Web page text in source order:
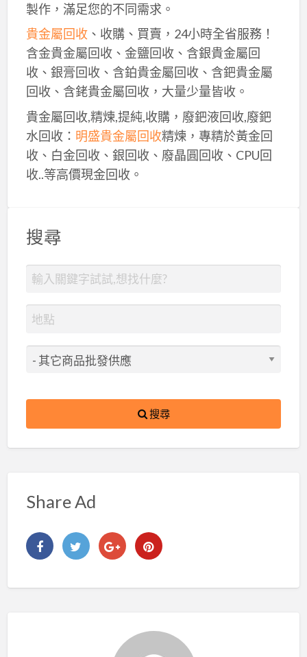
製作，滿足您的不同需求。
貴金屬回收、收購、買賣，24小時全省服務！
含金貴金屬回收、金鹽回收、含銀貴金屬回
收、銀膏回收、含鉑貴金屬回收、含鈀貴金屬
回收、含銠貴金屬回收，大量少量皆收。
貴金屬回收,精煉,提純,收購，廢鈀液回收,廢鈀
水回收： 明盛貴金屬回收精煉，專精於黃金回
收、白金回收、銀回收、廢晶圓回收、CPU回
收..等高價現金回收。
搜尋
搜尋
Share Ad